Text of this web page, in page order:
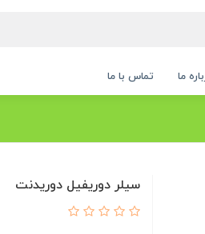
ما تماس با ما
سیلر دوریفیل دوریدنت